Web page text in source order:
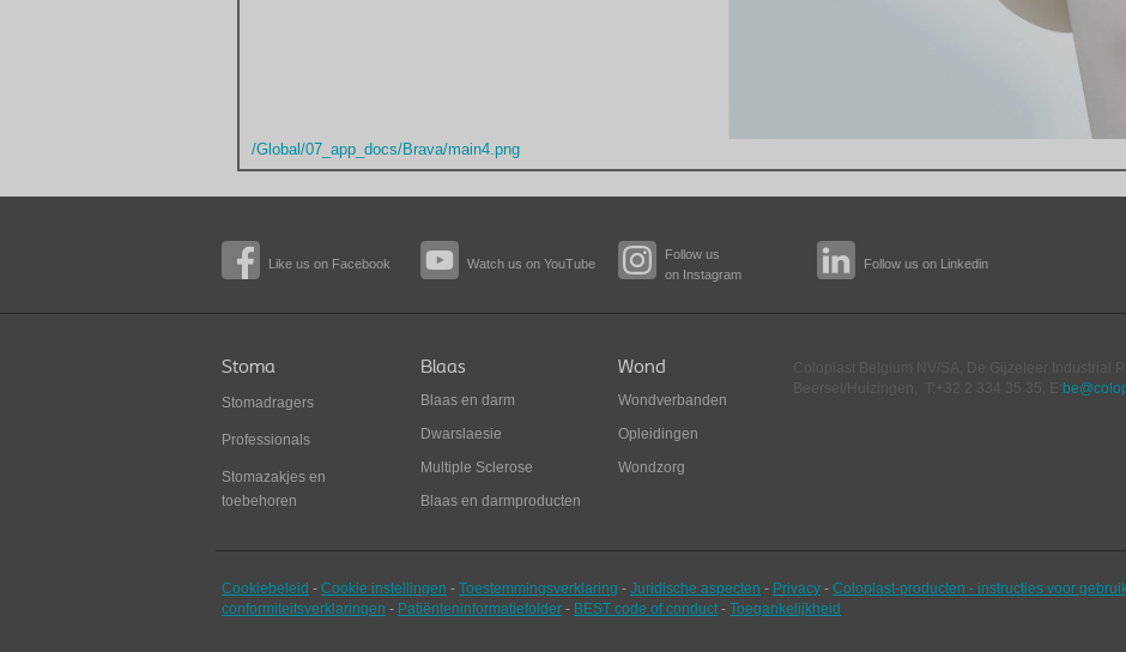
/Global/07_app_docs/Brava/main4.png
Like us on Facebook Watch us on YouTube
Follow us
on Instagram
Follow us on Linkedin
Stoma
Stomadragers
Professionals
Stomazakjes en
toebehoren
Blaas
Blaas en darm
Dwarslaesie
Multiple Sclerose
Blaas en darmproducten
Wond
Wondverbanden
Opleidingen
Wondzorg
Cookiebeleid - Cookie instellingen - Toestemmingsverklaring - Juridische aspecten - Privacy - Coloplast-producten - instructies voor
conformiteitsverklaringen - Patiënteninformatiefolder - BEST code of conduct - Toegankelijkheid